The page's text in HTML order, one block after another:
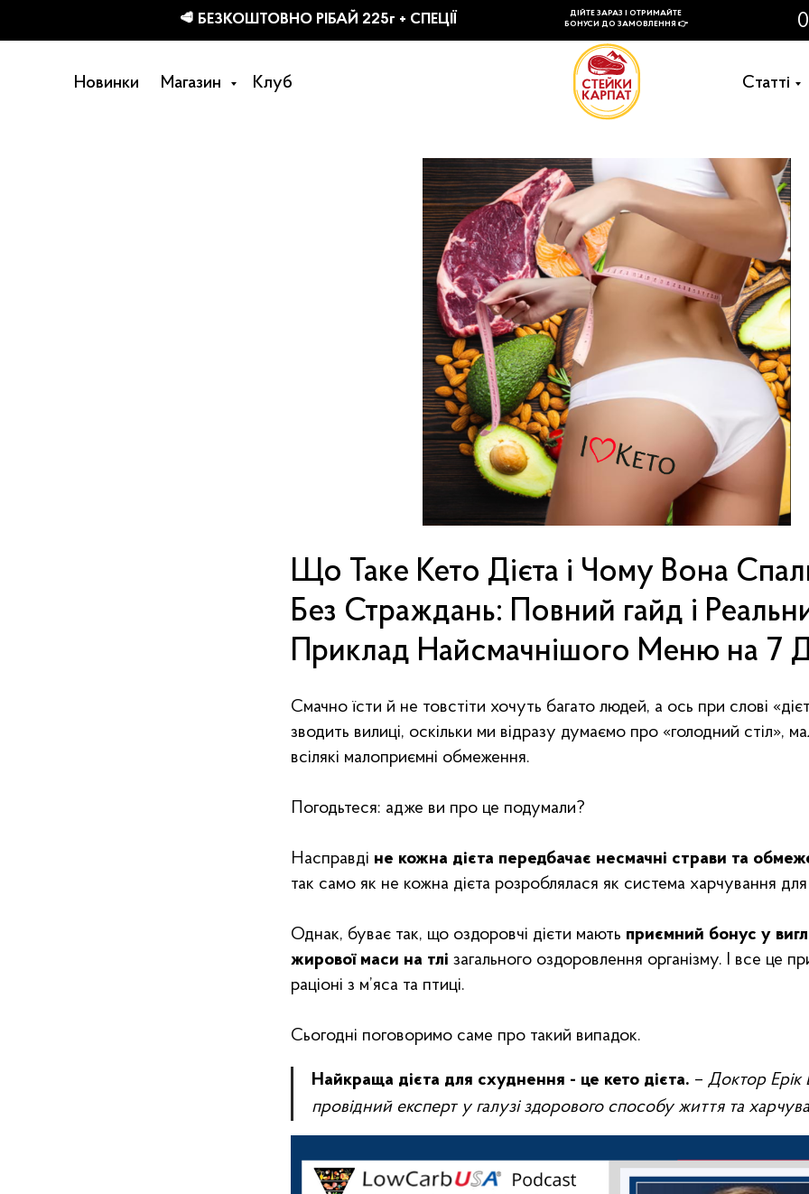
Новинки Магазин Клуб Cтатті
Що Таке Кето Дієта і Чому Вона
Без Страждань: Повний гайд і
Приклад Найсмачнішого Меню на 7
Смачно їсти й не товстіти хочуть багато людей, а ось при слові
зводить вилиці, оскільки ми відразу думаємо про «голодний стіл»,
всілякі малоприємні обмеження.
Погодьтеся: адже ви про це подумали?
Насправді не кожна дієта передбачає несмачні страви та
так само як не кожна дієта розроблялася як система харчування
Однак, буває так, що оздоровчі дієти мають приємний бонус у
жирової маси на тлі загального оздоровлення організму. І все це
раціоні з м’яса та птиці.
Сьогодні поговоримо саме про такий випадок.
Найкраща дієта для схуднення - це кето дієта. – Доктор Ерік
провідний експерт у галузі здорового способу життя та